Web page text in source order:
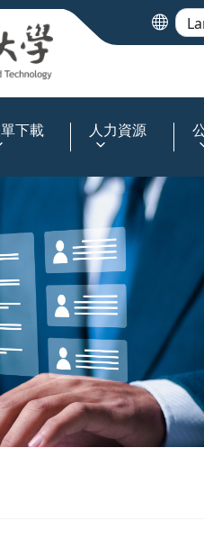
下載 人力資源